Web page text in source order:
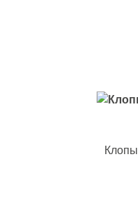
Клопы